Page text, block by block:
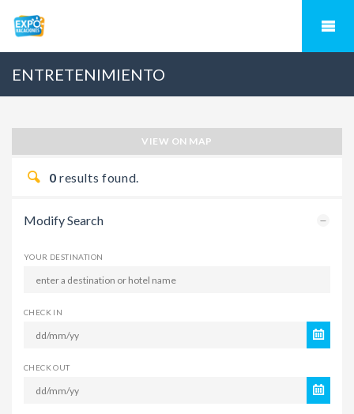
ENTRETENIMIENTO
VIEW ON MAP
0 results found.
Modify Search
YOUR DESTINATION
CHECK IN
CHECK OUT